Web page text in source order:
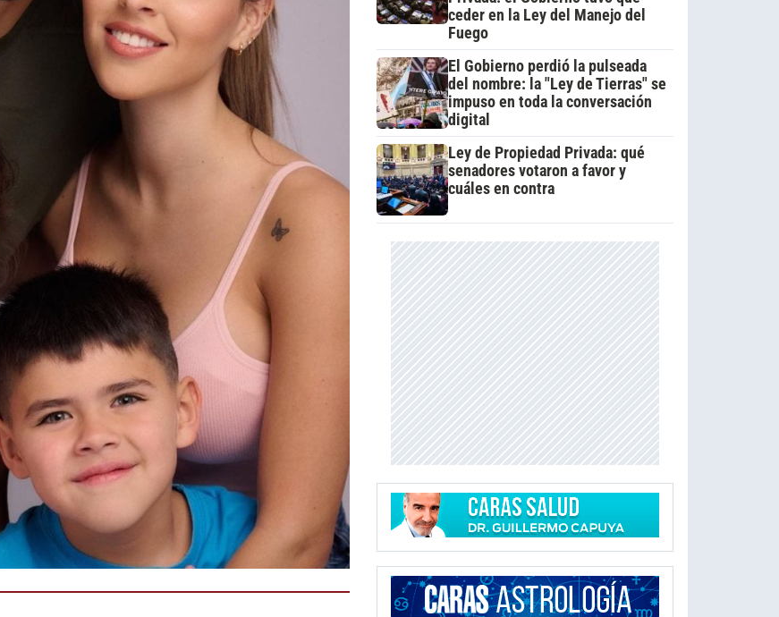
ceder en la Ley del Manejo del
Fuego
El Gobierno perdió la pulseada
del nombre: la "Ley de Tierras" se
impuso en toda la conversación
digital
Ley de Propiedad Privada: qué
senadores votaron a favor y
cuáles en contra